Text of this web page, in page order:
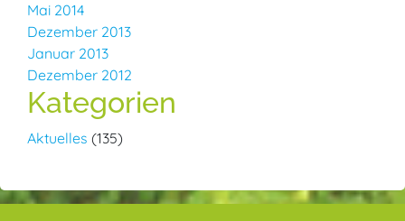
Mai 2014
Dezember 2013
Januar 2013
Dezember 2012
Kategorien
Aktuelles (135)